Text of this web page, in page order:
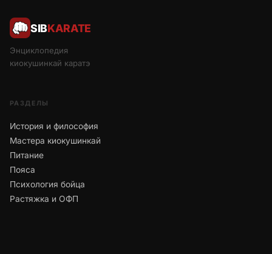
SIBKARATE
Энциклопедия
киокушинкай каратэ
РАЗДЕЛЫ
История и философия
Мастера киокушинкай
Питание
Пояса
Психология бойца
Растяжка и ОФП